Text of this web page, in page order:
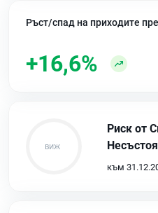
Ръст/спад на приходите
+16,6%
Риск от
към